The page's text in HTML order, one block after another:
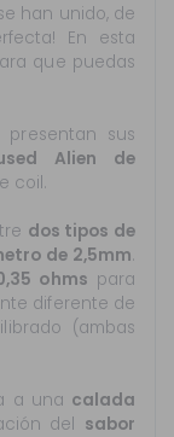
han unido, de
En esta
que puedas
presentan sus
Alien de
coil.
dos tipos de
de 2,5mm.
ohms para
diferente de
(ambas
a una calada
del sabor